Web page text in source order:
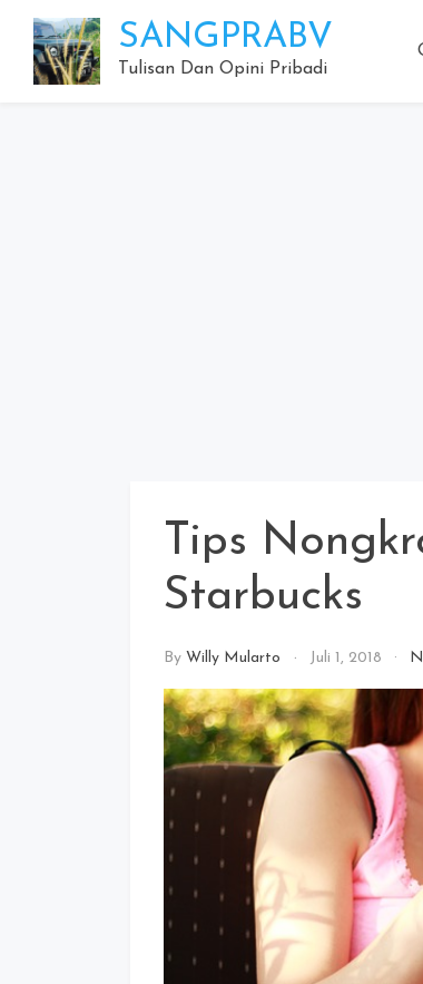
content
SANGPRABV
Tulisan Dan Opini Pribadi
Tips
Starbucks
By Willy Mularto Juli 1, 2018